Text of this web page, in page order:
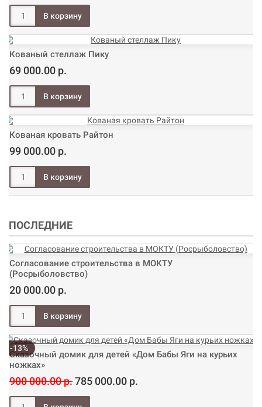
Кованый стеллаж Пику
69 000.00 р.
Кованая кровать Райтон
99 000.00 р.
ПОСЛЕДНИЕ
Согласование строительства в МОКТУ
(Росрыболовство)
20 000.00 р.
-13%
Сказочный домик для детей «Дом Бабы Яги на курьих
ножках»
900 000.00 р.785 000.00 р.